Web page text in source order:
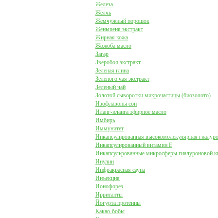
Железа
Желчь
Жемчужный порошок
Женьшеня экстракт
Жирная кожа
Жожоба масло
Загар
Зверобоя экстракт
Зеленая глина
Зеленого чая экстракт
Зеленый чай
Золотой сыворотки микрочастицы (биозолото)
Изофлавоны сои
Иланг-иланга эфирное масло
Имбирь
Иммунитет
Инкапсулированная высокомолекулярная
Инкапсулированный витамин Е
Инкапсульрованные микросферы гиалуроновой
Инулин
Инфракрасная сауна
Инъекция
Ионофорез
Ирританты
Йогурта протеины
Какао-бобы